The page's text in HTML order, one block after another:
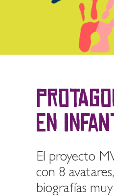
EN
El proyecto
con 8
biografías